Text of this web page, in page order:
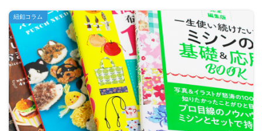
紐釦コラム